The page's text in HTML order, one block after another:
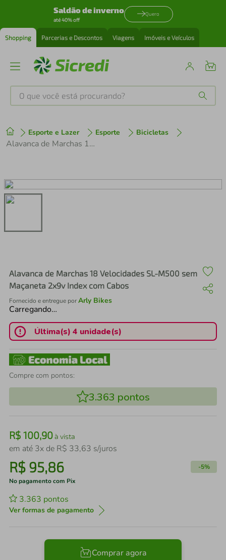
Saldão de inverno
até 40% off
Quero
Shopping Parcerias e Descontos Viagens Imóveis e Veículos
O que você está procurando?
Esporte e Lazer Esporte Bicicletas
Alavanca de Marchas 18 Velocidades SL-M500 sem Maçaneta 2x9v Index com Cabos
Alavanca de Marchas 18 Velocidades SL-M500 sem
Maçaneta 2x9v Index com Cabos
Fornecido e entregue porArly Bikes
Carregando…
Última(s) 4 unidade(s)
Compre com pontos:
3.363 pontos
R$ 100,90à vista
em até 3x de R$ 33,63 s/juros
R$ 95,86 -5%
No pagamento com Pix
3.363 pontos
Ver formas de pagamento
Comprar agora
1º tenis